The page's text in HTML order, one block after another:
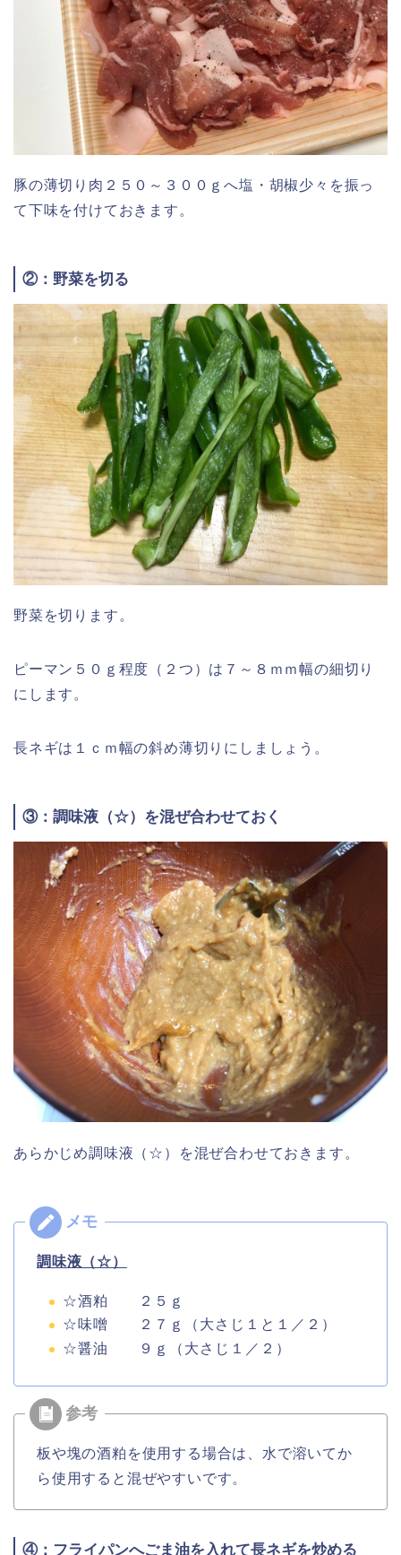
豚の薄切り肉２５０～３００ｇへ塩・胡椒少々を振っ
て下味を付けておきます。
②：野菜を切る
野菜を切ります。
ピーマン５０ｇ程度（２つ）は７～８ｍｍ幅の細切り
にします。
長ネギは１ｃｍ幅の斜め薄切りにしましょう。
③：調味液（☆）を混ぜ合わせておく
あらかじめ調味液（☆）を混ぜ合わせておきます。
調味液（☆）
☆酒粕 ２５ｇ
☆味噌 ２７ｇ（大さじ１と１／２）
☆醤油 ９ｇ（大さじ１／２）
板や塊の酒粕を使用する場合は、水で溶いてか
ら使用すると混ぜやすいです。
④：フライパンへごま油を入れて長ネギを炒める